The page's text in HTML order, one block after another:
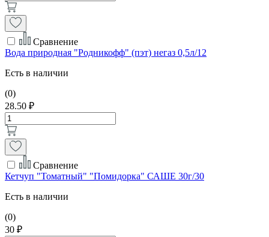
Сравнение
Вода природная "Родникофф" (пэт) негаз 0,5л/12
Есть в наличии
(0)
28.50 ₽
Сравнение
Кетчуп "Томатный" "Помидорка" САШЕ 30г/30
Есть в наличии
(0)
30 ₽